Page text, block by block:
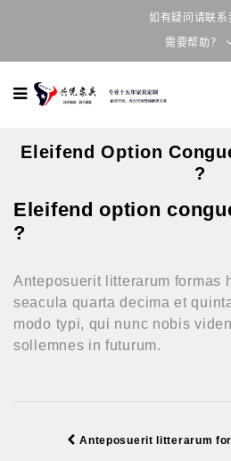
如有疑问请联系
需要帮助？
Eleifend Option
?
Eleifend option
?
Anteposuerit litterarum formas
seacula quarta decima et
modo typi, qui nunc nobis
sollemnes in futurum.
Anteposuerit litterarum